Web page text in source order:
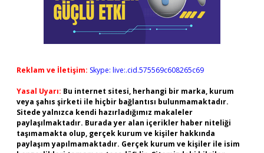
Reklam ve İletişim: Skype: live:.cid.575569c608265c69
Yasal Uyarı: Bu internet sitesi, herhangi bir marka, kurum
veya şahıs şirketi ile hiçbir bağlantısı bulunmamaktadır.
Sitede yalnızca kendi hazırladığımız makaleler
paylaşılmaktadır. Burada yer alan içerikler haber niteliği
taşımamakta olup, gerçek kurum ve kişiler hakkında
paylaşım yapılmamaktadır. Gerçek kurum ve kişiler ile isim